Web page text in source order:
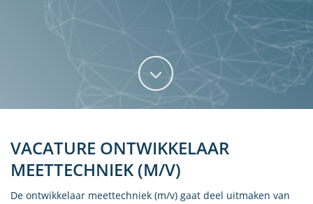
VACATURE ONTWIKKELAAR
MEETTECHNIEK (M/V)
De ontwikkelaar meettechniek (m/v) gaat deel uitmaken van